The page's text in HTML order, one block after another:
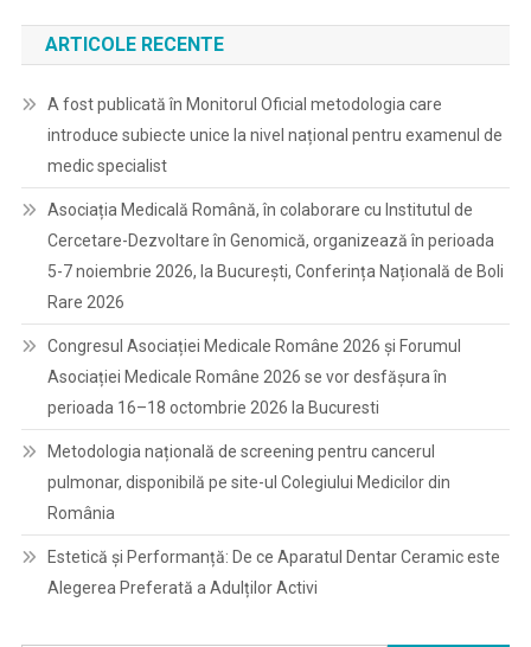
ARTICOLE RECENTE
A fost publicată în Monitorul Oficial metodologia care
introduce subiecte unice la nivel național pentru examenul de
medic specialist
Asociația Medicală Română, în colaborare cu Institutul de
Cercetare-Dezvoltare în Genomică, organizează în perioada
5-7 noiembrie 2026, la București, Conferința Națională de Boli
Rare 2026
Congresul Asociației Medicale Române 2026 și Forumul
Asociației Medicale Române 2026 se vor desfășura în
perioada 16–18 octombrie 2026 la Bucuresti
Metodologia națională de screening pentru cancerul
pulmonar, disponibilă pe site-ul Colegiului Medicilor din
România
Estetică și Performanță: De ce Aparatul Dentar Ceramic este
Alegerea Preferată a Adulților Activi